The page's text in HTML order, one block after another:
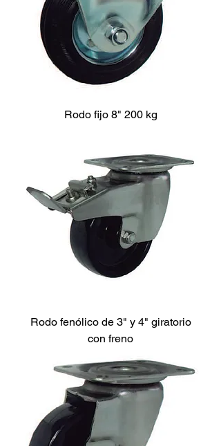
Rodo fijo 8" 200 kg
Rodo fenólico de 3" y 4" giratorio
con freno